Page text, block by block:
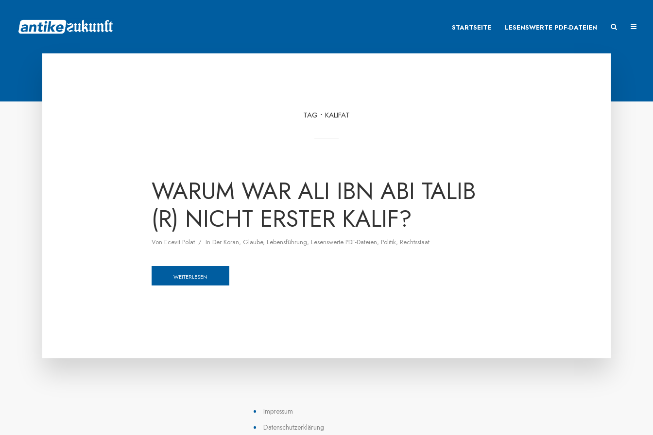
STARTSEITE LESENSWERTE PDF-DATEIEN
TAG KALIFAT
WARUM WAR ALI IBN ABI TALIB
(R) NICHT ERSTER KALIF?
Von Ecevit Polat In Der Koran, Glaube, Lebensführung, Lesenswerte PDF-Dateien, Politik, Rechtsstaat
WEITERLESEN
Impressum
Datenschutzerklärung